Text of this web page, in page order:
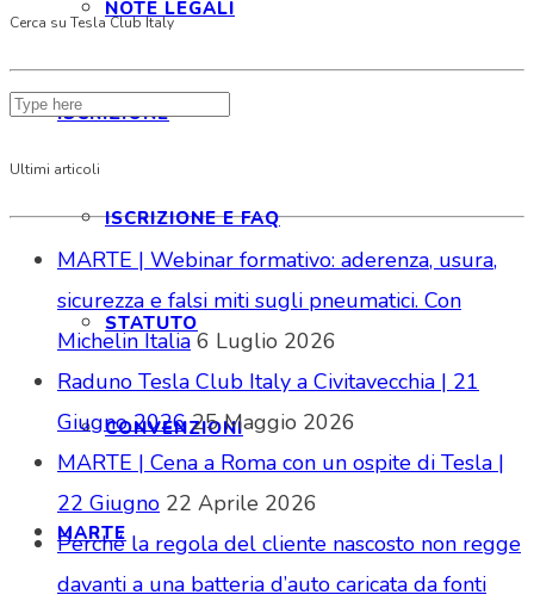
NOTE LEGALI
ISCRIZIONE
ISCRIZIONE E FAQ
STATUTO
CONVENZIONI
MARTE
Cerca su Tesla Club Italy
Ultimi articoli
MARTE | Webinar formativo: aderenza, usura,
sicurezza e falsi miti sugli pneumatici. Con
Michelin Italia 6 Luglio 2026
Raduno Tesla Club Italy a Civitavecchia | 21
Giugno 2026 25 Maggio 2026
MARTE | Cena a Roma con un ospite di Tesla |
22 Giugno 22 Aprile 2026
Perché la regola del cliente nascosto non regge
davanti a una batteria d’auto caricata da fonti